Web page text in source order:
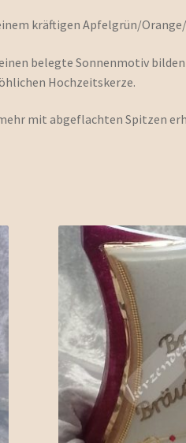
kräftigen Apfelgrün/
belegte Sonnenmotiv
Hochzeitskerze.
mit abgeflachten Spitzen